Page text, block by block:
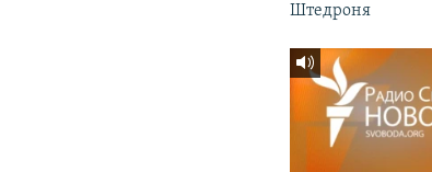
Штедроня